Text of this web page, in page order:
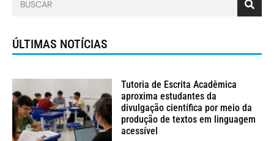
ÚLTIMAS NOTÍCIAS
Tutoria de Escrita Acadêmica
aproxima estudantes da
divulgação científica por meio da
produção de textos em linguagem
acessível